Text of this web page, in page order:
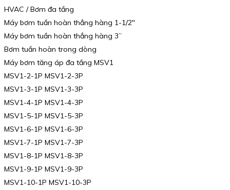
HVAC / Bơm đa tầng
Máy bơm tuần hoàn thẳng hàng 1-1/2″
Máy bơm tuần hoàn thẳng hàng 3”
Bơm tuần hoàn trong dòng
Máy bơm tăng áp đa tầng MSV1
MSV1-2-1P MSV1-2-3P
MSV1-3-1P MSV1-3-3P
MSV1-4-1P MSV1-4-3P
MSV1-5-1P MSV1-5-3P
MSV1-6-1P MSV1-6-3P
MSV1-7-1P MSV1-7-3P
MSV1-8-1P MSV1-8-3P
MSV1-9-1P MSV1-9-3P
MSV1-10-1P MSV1-10-3P